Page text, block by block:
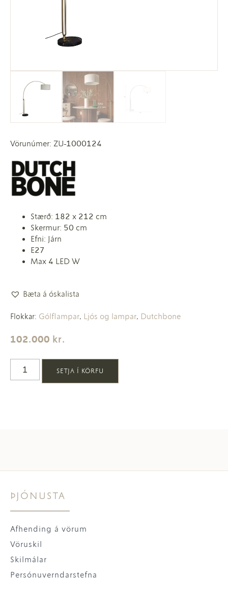
Vörunúmer: ZU-1000124
Stærð: 182 x 212 cm
Skermur: 50 cm
Efni: Járn
E27
Max 4 LED W
Bæta á óskalista
Flokkar: Gólflampar, Ljós og lampar, Dutchbone
102.000 kr.
SETJA Í KÖRFU
ÞJÓNUSTA
Afhending á vörum
Vöruskil
Skilmálar
Persónuverndarstefna